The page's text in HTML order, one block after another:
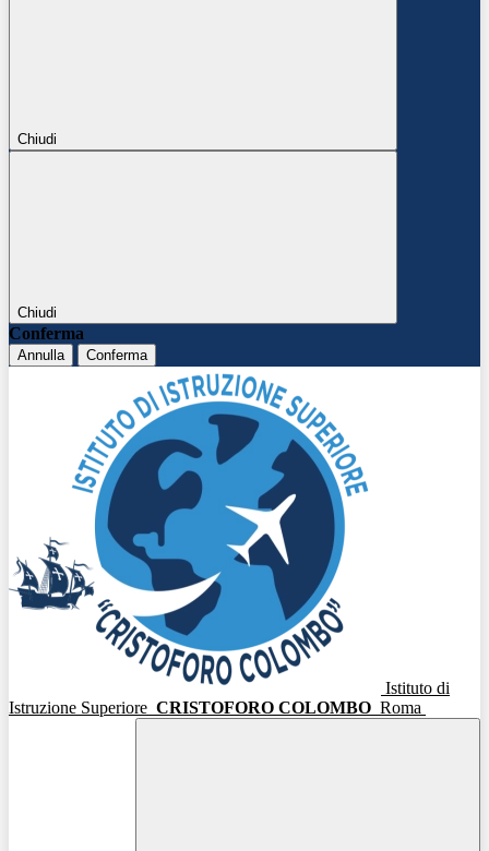
Chiudi
Chiudi
Conferma
Annulla Conferma
Istituto di
Istruzione Superiore CRISTOFORO COLOMBO Roma